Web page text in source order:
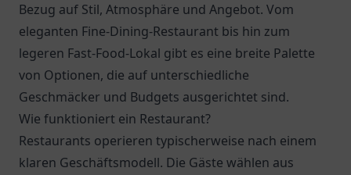
Bezug auf Stil, Atmosphäre und Angebot. Vom
eleganten Fine-Dining-Restaurant bis hin zum
legeren Fast-Food-Lokal gibt es eine breite Palette
von Optionen, die auf unterschiedliche
Geschmäcker und Budgets ausgerichtet sind.
Wie funktioniert ein Restaurant?
Restaurants operieren typischerweise nach einem
klaren Geschäftsmodell. Die Gäste wählen aus